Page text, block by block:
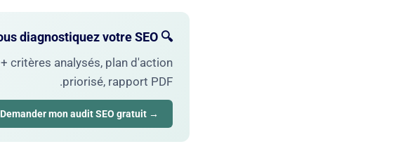
🔍 Vous diagnostiquez votre SEO ?
critères analysés, plan d'action
priorisé, rapport PDF.
→ Demander mon audit SEO gratuit